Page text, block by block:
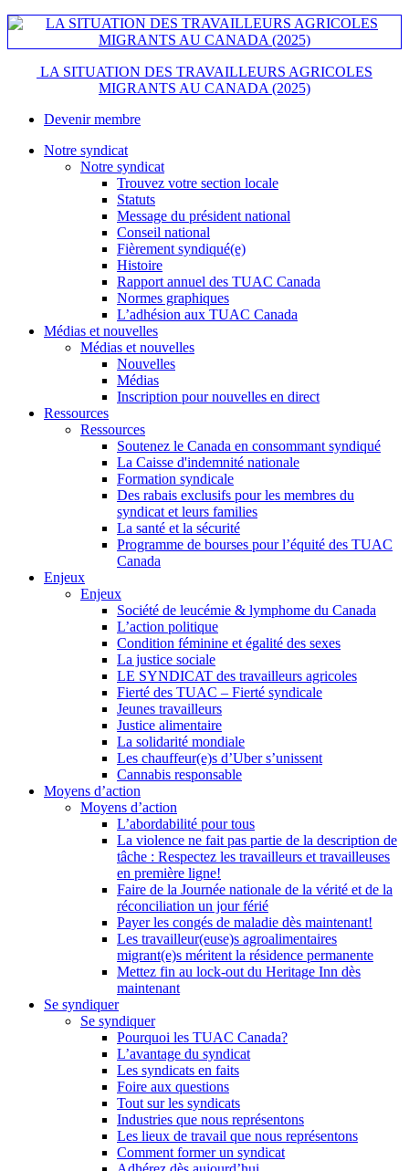
LA SITUATION DES TRAVAILLEURS AGRICOLES
MIGRANTS AU CANADA (2025)
Devenir membre
Notre syndicat
Notre syndicat
Trouvez votre section locale
Statuts
Message du président national
Conseil national
Fièrement syndiqué(e)
Histoire
Rapport annuel des TUAC Canada
Normes graphiques
L’adhésion aux TUAC Canada
Médias et nouvelles
Médias et nouvelles
Nouvelles
Médias
Inscription pour nouvelles en direct
Ressources
Ressources
Soutenez le Canada en consommant syndiqué
La Caisse d'indemnité nationale
Formation syndicale
Des rabais exclusifs pour les membres du
syndicat et leurs families
La santé et la sécurité
Programme de bourses pour l’équité des TUAC
Canada
Enjeux
Enjeux
Société de leucémie & lymphome du Canada
L’action politique
Condition féminine et égalité des sexes
La justice sociale
LE SYNDICAT des travailleurs agricoles
Fierté des TUAC – Fierté syndicale
Jeunes travailleurs
Justice alimentaire
La solidarité mondiale
Les chauffeur(e)s d’Uber s’unissent
Cannabis responsable
Moyens d’action
Moyens d’action
L’abordabilité pour tous
La violence ne fait pas partie de la description de
tâche : Respectez les travailleurs et travailleuses
en première ligne!
Faire de la Journée nationale de la vérité et de la
réconciliation un jour férié
Payer les congés de maladie dès maintenant!
Les travailleur(euse)s agroalimentaires
migrant(e)s méritent la résidence permanente
Mettez fin au lock-out du Heritage Inn dès
maintenant
Se syndiquer
Se syndiquer
Pourquoi les TUAC Canada?
L’avantage du syndicat
Les syndicats en faits
Foire aux questions
Tout sur les syndicats
Industries que nous représentons
Les lieux de travail que nous représentons
Comment former un syndicat